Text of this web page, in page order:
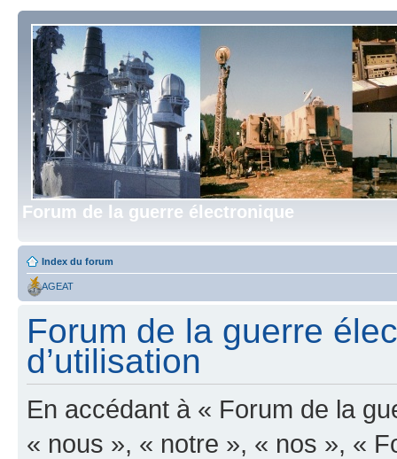
Forum de la guerre électronique
Index du forum
AGEAT
Forum de la guerre
d’utilisation
En accédant à « Forum de la
« nous », « notre », « nos », «